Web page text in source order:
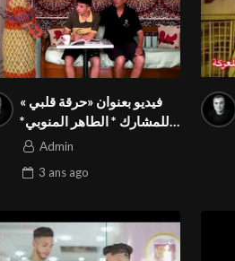
فيديو بعنوان «حرقة قلبي »
للمشارك * الطاهر المنوبي*
من تونس في المسابقة
الدولي Season3 FIVS
Admin
3 ans ago